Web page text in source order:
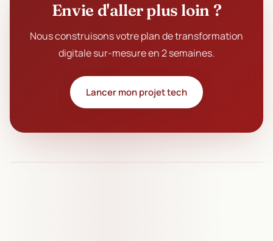
Envie d'aller plus loin ?
Nous construisons votre plan de transformation
digitale sur-mesure en 2 semaines.
Lancer mon projet tech